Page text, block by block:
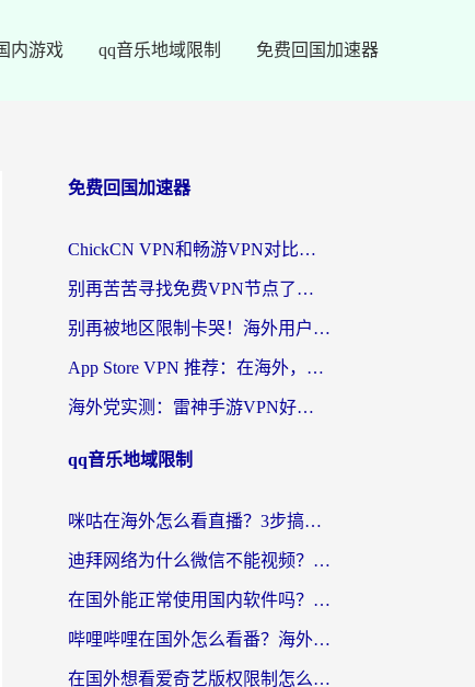
内游戏 qq音乐地域限制 免费回国加速器
免费回国加速器
ChickCN VPN和畅游VPN对比哪个回国效果更好？海外党必看的回国加速器选择指南
别再苦苦寻找免费VPN节点了，这才是海外访问国内资源的正确姿势
别再被地区限制卡哭！海外用户vpn中国下载全攻略，无缝刷剧办公社交
App Store VPN 推荐：在海外，如何找回那扇回家的“任意门”？
海外党实测：雷神手游VPN好用吗？和闪电VPN对比哪个回国效果更好？附小众工具深度测评
qq音乐地域限制
咪咕在海外怎么看直播？3步搞定地域限制，还能畅看腾讯视频与国内热剧
迪拜网络为什么微信不能视频？海外党必看的回国加速全攻略
在国外能正常使用国内软件吗？海外党亲测有效的无缝访问指南
哔哩哔哩在国外怎么看番？海外党追剧看片的终极解决方案
在国外想看爱奇艺版权限制怎么办？海外华人必看的追剧自由指南